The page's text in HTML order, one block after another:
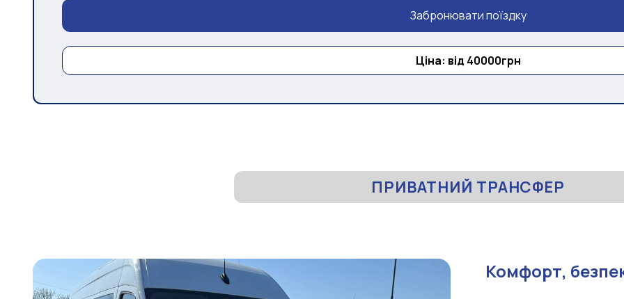
Забронювати поїздку
Ціна: від 40000грн
ПРИВАТНИЙ ТРАНСФЕР
Комфорт,